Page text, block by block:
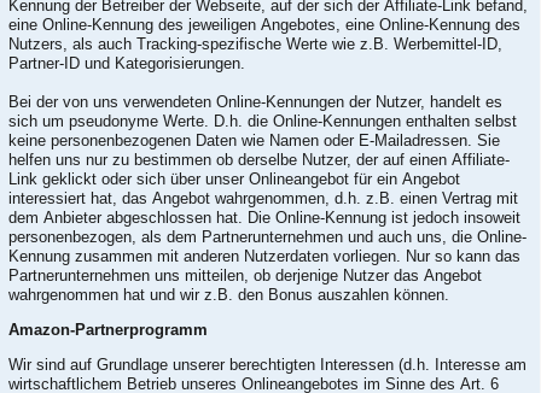
Kennung der Betreiber der Webseite, auf der sich der Affiliate-Link befand,
eine Online-Kennung des jeweiligen Angebotes, eine Online-Kennung des
Nutzers, als auch Tracking-spezifische Werte wie z.B. Werbemittel-ID,
Partner-ID und Kategorisierungen.
Bei der von uns verwendeten Online-Kennungen der Nutzer, handelt es
sich um pseudonyme Werte. D.h. die Online-Kennungen enthalten selbst
keine personenbezogenen Daten wie Namen oder E-Mailadressen. Sie
helfen uns nur zu bestimmen ob derselbe Nutzer, der auf einen Affiliate-
Link geklickt oder sich über unser Onlineangebot für ein Angebot
interessiert hat, das Angebot wahrgenommen, d.h. z.B. einen Vertrag mit
dem Anbieter abgeschlossen hat. Die Online-Kennung ist jedoch insoweit
personenbezogen, als dem Partnerunternehmen und auch uns, die Online-
Kennung zusammen mit anderen Nutzerdaten vorliegen. Nur so kann das
Partnerunternehmen uns mitteilen, ob derjenige Nutzer das Angebot
wahrgenommen hat und wir z.B. den Bonus auszahlen können.
Amazon-Partnerprogramm
Wir sind auf Grundlage unserer berechtigten Interessen (d.h. Interesse am
wirtschaftlichem Betrieb unseres Onlineangebotes im Sinne des Art. 6